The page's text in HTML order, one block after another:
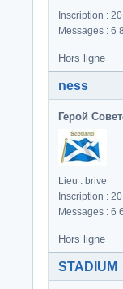
Inscription :
Messages : 6
Hors ligne
ness
Герой
Lieu : brive
Inscription :
Messages : 6
Hors ligne
STADIUM